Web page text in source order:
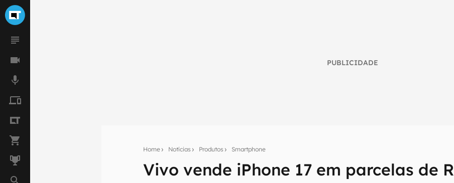
PUBLICIDADE
Home Notícias Produtos Smartphone
Vivo vende iPhone 17 em parcelas de
Seu resumo inteligente do mundo tech!